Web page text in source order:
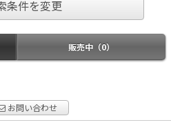
条件を変更
販売中（0）
お問い合わせ